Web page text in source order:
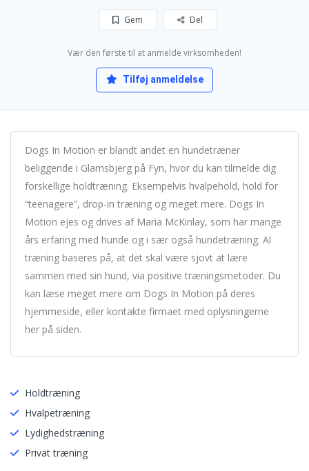
Gem Del
Vær den første til at anmelde virksomheden!
Tilføj anmeldelse
Dogs In Motion er blandt andet en hundetræner
beliggende i Glamsbjerg på Fyn, hvor du kan tilmelde dig
forskellige holdtræning. Eksempelvis hvalpehold, hold for
“teenagere”, drop-in træning og meget mere. Dogs In
Motion ejes og drives af Maria McKinlay, som har mange
års erfaring med hunde og i sær også hundetræning. Al
træning baseres på, at det skal være sjovt at lære
sammen med sin hund, via positive træningsmetoder. Du
kan læse meget mere om Dogs In Motion på deres
hjemmeside, eller kontakte firmaet med oplysningerne
her på siden.
Holdtræning
Hvalpetræning
Lydighedstræning
Privat træning